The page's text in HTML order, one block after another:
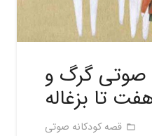
صوتی گرگ و
تا بزغاله
folder_open قصه کودکانه صوتی